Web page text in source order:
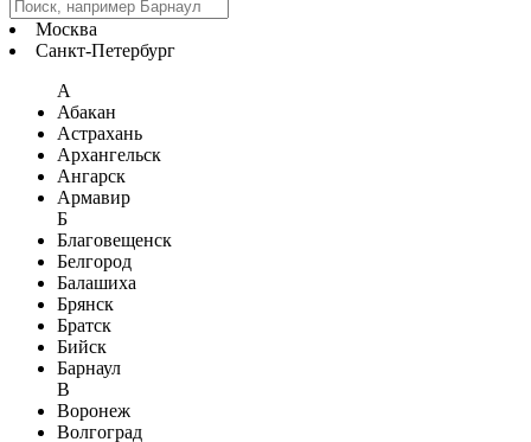
Москва
Санкт-Петербург
А
Абакан
Астрахань
Архангельск
Ангарск
Армавир
Б
Благовещенск
Белгород
Балашиха
Брянск
Братск
Бийск
Барнаул
В
Воронеж
Волгоград